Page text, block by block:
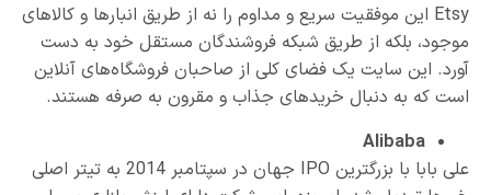
Etsy این موفقیت سریع و مداوم را نه از طریق انبارها و کالاهای
موجود، بلکه از طریق شبکه فروشندگان مستقل خود به دست
آورد. این سایت یک فضای کلی از صاحبان فروشگاه‌های آنلاین
است که به دنبال خریدهای جذاب و مقرون به صرفه هستند.
Alibaba
علی بابا با بزرگترین IPO جهان در سپتامبر 2014 به تیتر اصلی